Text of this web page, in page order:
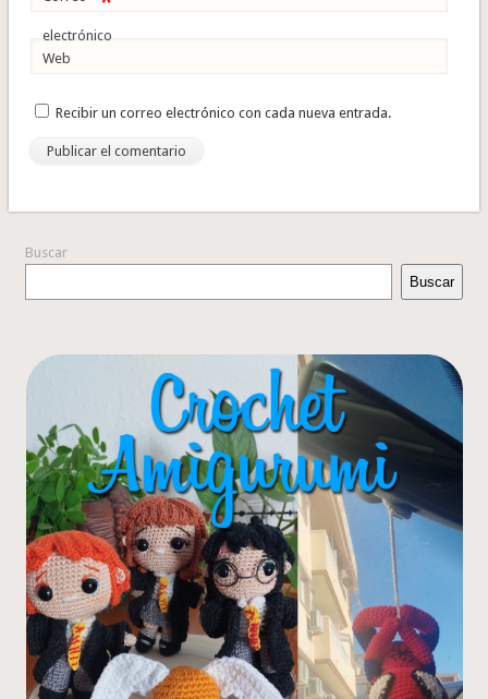
electrónico
Web
Recibir un correo electrónico con cada nueva entrada.
Buscar
Buscar